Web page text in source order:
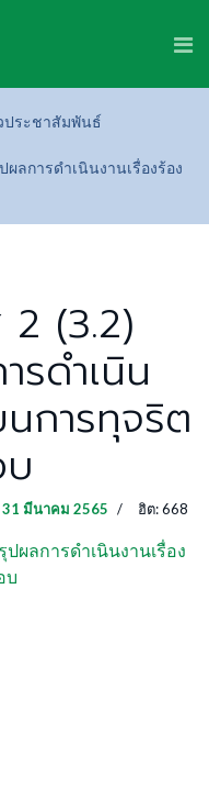
ประชาสัมพันธ์
ลการดำเนินงานเรื่องร้อง
2 (3.2)
รดำเนิน
นการทุจริต
31 มีนาคม 2565 ฮิต: 668
ผลการดำเนินงานเรื่อง
บ